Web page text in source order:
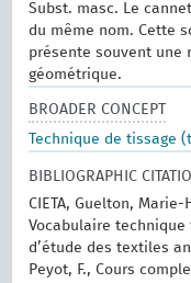
Subst. masc. Le
du même nom. Cette
présente souvent
géométrique.
BROADER CONCEPT
Technique de tissage
BIBLIOGRAPHIC
CIETA, Guelton,
Vocabulaire
d’étude des textiles
Peyot, F., Cours